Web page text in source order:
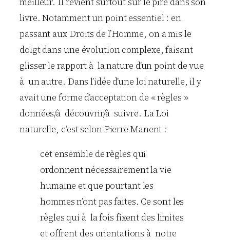
livre. Notamment un point essentiel : en
passant aux Droits de l’Homme, on a mis le
doigt dans une évolution complexe, faisant
glisser le rapport à la nature d’un point de vue
à un autre. Dans l’idée d’une loi naturelle, il y
avait une forme d’acceptation de « règles »
données/à découvrir/à suivre. La Loi
naturelle, c’est selon Pierre Manent :
cet ensemble de règles qui
ordonnent nécessairement la vie
humaine et que pourtant les
hommes n’ont pas faites. Ce sont les
règles qui à la fois fixent des limites
et offrent des orientations à notre